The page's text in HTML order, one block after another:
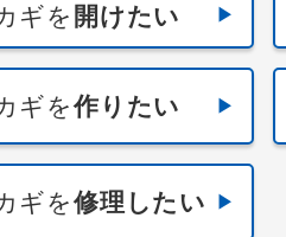
ギを 開けたい
ギを作りたい
ギを修理したい